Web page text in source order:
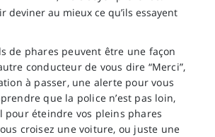
deviner au mieux ce qu’ils essayent
de phares peuvent être une façon
conducteur de vous dire “Merci”,
à passer, une alerte pour vous
que la police n’est pas loin,
pour éteindre vos pleins phares
croisez une voiture, ou juste une